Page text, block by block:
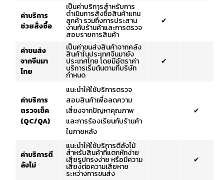
ค่าบริการ
ช่วยสั่งซื้อ
เป็นค่าบริการสำหรับการ
ดำเนินการสั่งซื้อสินค้าแทน
ลูกค้า รวมถึงการประสาน
งานกับร้านค้าและการตรวจ
สอบรายการสินค้า
✔
ค่าขนส่ง
จากจีนมา
ไทย
เป็นค่าขนส่งสินค้าจากคลัง
สินค้าในประเทศจีนมายัง
ประเทศไทย โดยมีอัตราค่า
บริการเริ่มต้นตามที่บริษัท
กำหนด
✔
ค่าบริการ
ตรวจเช็ค
(QC/QA)
แนะนำให้ใช้บริการตรวจ
สอบสินค้าเพื่อลดความ
เสี่ยงจากปัญหาคุณภาพ
และการร้องเรียนกับร้านค้า
ในภายหลัง
✔
ค่าบริการตี
ลังไม่
แนะนำให้ใช้บริการตีลังไม้
สำหรับสินค้าที่แตกหักง่าย
เสียรูปทรงง่าย หรือมีความ
เสี่ยงต่อความเสียหาย
ระหว่างการขนส่ง
✔